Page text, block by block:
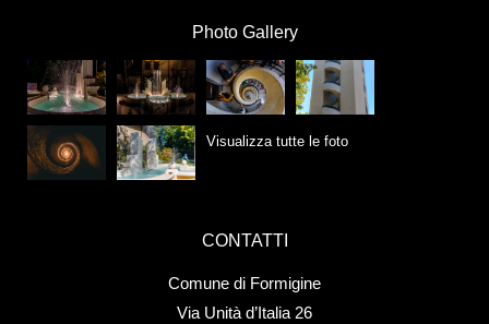
Photo Gallery
Visualizza tutte le foto
CONTATTI
Comune di Formigine
Via Unità d’Italia 26